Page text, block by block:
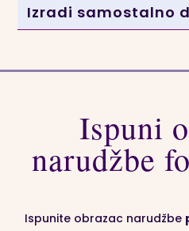
🌟 Unutar Baby booka
tisakVaše fotografije,
ilustracija koje su popularan
dijagram rasta djeteta,
stopala, ilustracije,
druge čarolije iz Obrasca
Izradi samostalno
Ispuni
narudžbe
Ispunite obrazac narudžbe